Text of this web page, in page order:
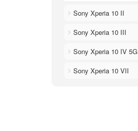
Sony Xperia 10 II
Sony Xperia 10 III
Sony Xperia 10 IV 5G
Sony Xperia 10 VII